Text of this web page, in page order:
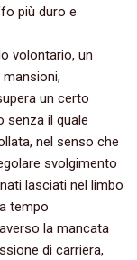
più duro e
volontario, un
un certo
il quale
nel senso che
svolgimento
lasciati nel limbo
tempo
la mancata
di carriera,